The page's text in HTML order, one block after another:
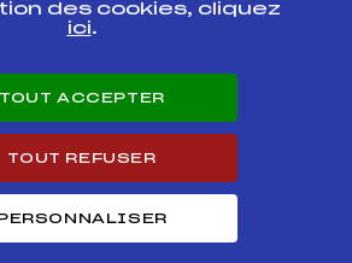
des cookies, cliquez
ici.
TOUT ACCEPTER
TOUT REFUSER